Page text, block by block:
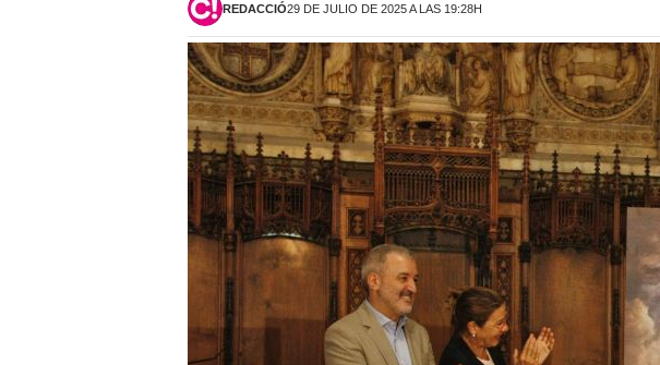
REDACCIÓ29 DE JULIO DE 2025 A LAS 19:28H